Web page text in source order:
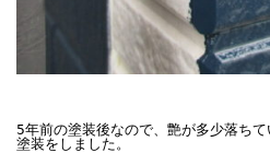
5年前の塗装後なので、艶が多少落ち
塗装をしました。